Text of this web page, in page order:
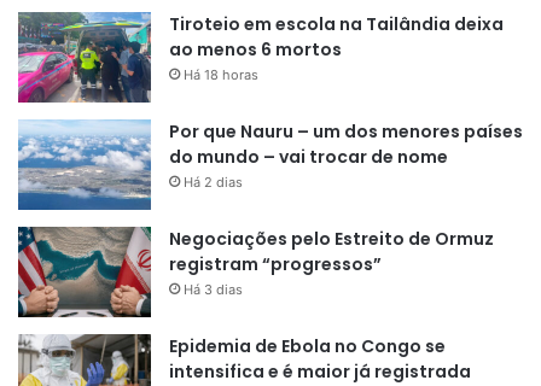
Tiroteio em escola na Tailândia deixa
ao menos 6 mortos
Há 18 horas
Por que Nauru – um dos menores países
do mundo – vai trocar de nome
Há 2 dias
Negociações pelo Estreito de Ormuz
registram “progressos”
Há 3 dias
Epidemia de Ebola no Congo se
intensifica e é maior já registrada